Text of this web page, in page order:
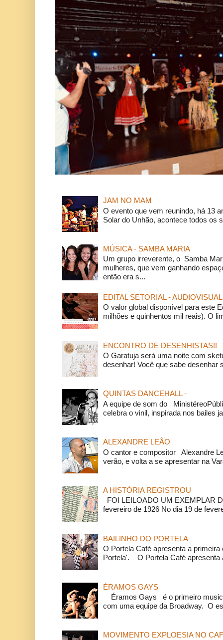
JAM NO MAM
O evento que vem reunindo, há 13
Solar do Unhão, acontece todos os
MÚSICA - SAMBA MARIA
Um grupo irreverente, o Samba
mulheres, que vem ganhando
então era s...
EDITAL SETORIAL - AUDIOVISUAL
O valor global disponível para este
milhões e quinhentos mil reais). O
ENCONTRO DE DESENHISTAS!!
O Garatuja será uma noite com
desenhar! Você que sabe desenhar
QUINTAS DANCEHALL -
A equipe de som do
celebra o vinil, inspirada nos bailes
ALEXANDRE LEÃO
O cantor e compositor Alexandre
verão, e volta a se apresentar na
A HISTÓRIA REGISTROU
FOI LEILOADO UM EXEMPLAR
fevereiro de 1926 No dia 19 de
BAILINHO DO PORTELA
O Portela Café apresenta a
Portela'. O Portela Café apresenta
ÉRAMOS GAYS
Éramos Gays é o primeiro
com uma equipe da Broadway. O
MOVIMENTO EXPLOESIA NO